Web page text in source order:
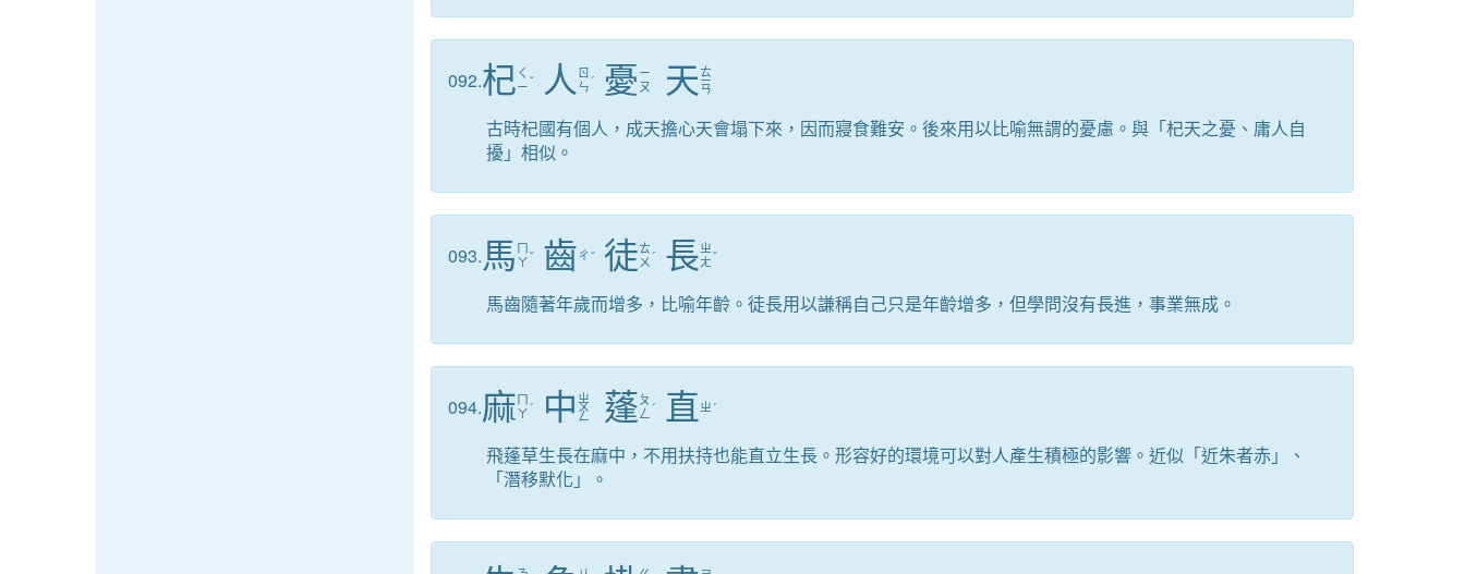
092.杞 ㄑ
ㄧˇ 人 ㄖ
ㄣ ˊ 憂 ㄧ
ㄡ
天ㄊ
ㄧ
ㄢ
古時杞國有個人，成天擔心天會塌下來，因而寢食難安。後來用以比喻無謂的憂慮。與「杞天之憂、庸人自
擾」相似。
093.馬 ㄇ
ㄚˇ 齒ㄔ ˇ 徒ㄊ
ㄨ ˊ 長ㄓ
ㄤˇ
馬齒隨著年歲而增多，比喻年齡。徒長用以謙稱自己只是年齡增多，但學問沒有長進，事業無成。
094.麻 ㄇ
ㄚ ˊ 中 ㄓ
ㄨ
ㄥ 蓬 ㄆ
ㄥ ˊ 直 ㄓ ˊ
飛蓬草生長在麻中，不用扶持也能直立生長。形容好的環境可以對人產生積極的影響。近似「近朱者赤」、
「潛移默化」。